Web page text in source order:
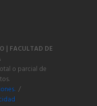
| FACULTAD DE
o parcial de
/